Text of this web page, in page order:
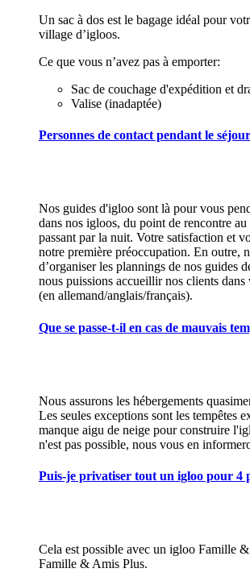
Un sac à dos est le bagage idéal pour
village d’igloos.
Ce que vous n’avez pas à emporter:
Sac de couchage d'expédition et
Valise (inadaptée)
Personnes de contact pendant le séjour
Nos guides d'igloo sont là pour vous
dans nos igloos, du point de rencontre
passant par la nuit. Votre satisfaction et
notre première préoccupation. En outre,
d’organiser les plannings de nos guides
nous puissions accueillir nos clients
(en allemand/anglais/français).
Que se passe-t-il en cas de mauvais
Nous assurons les hébergements
Les seules exceptions sont les tempêtes
manque aigu de neige pour construire
n'est pas possible, nous vous en
Puis-je privatiser tout un igloo pour 4
Cela est possible avec un igloo Famille
Famille & Amis Plus.